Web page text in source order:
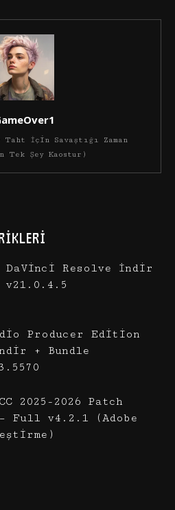
Taht İçin Savaştığı Zaman
Tek Şey Kaostur)
DaVinci Resolve İndir
Producer Edition
+ Bundle
2025-2026 Patch
Full v4.2.1 (Adobe